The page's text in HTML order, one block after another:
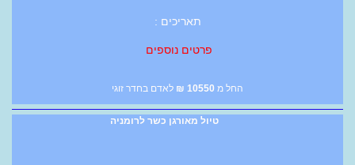
תאריכים :
פרטים נוספים
החל מ 10550
₪ לאדם בחדר זוגי
טיול מאורגן כשר לרומניה